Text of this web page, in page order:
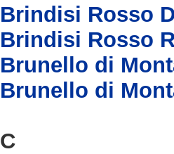
Brindisi Rosso
Brindisi Rosso
Brunello di
Brunello di
C